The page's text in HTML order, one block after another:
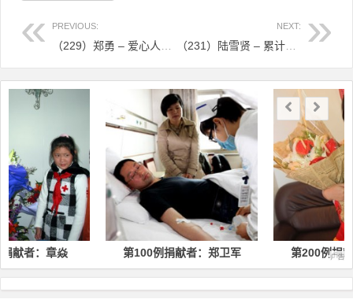
PREVIOUS: NEXT:
文章导航
第100例捐献者：郑卫军 第200例捐献者：柳蓓蕾